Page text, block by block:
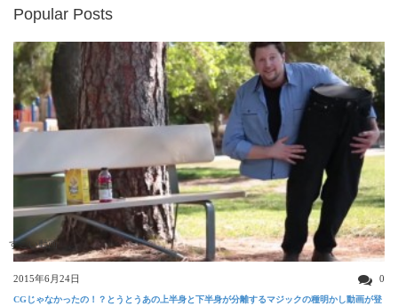
Popular Posts
すごい動画
2015年6月24日 0
CGじゃなかったの！？とうとうあの上半身と下半身が分離するマジックの種明かし動画が登